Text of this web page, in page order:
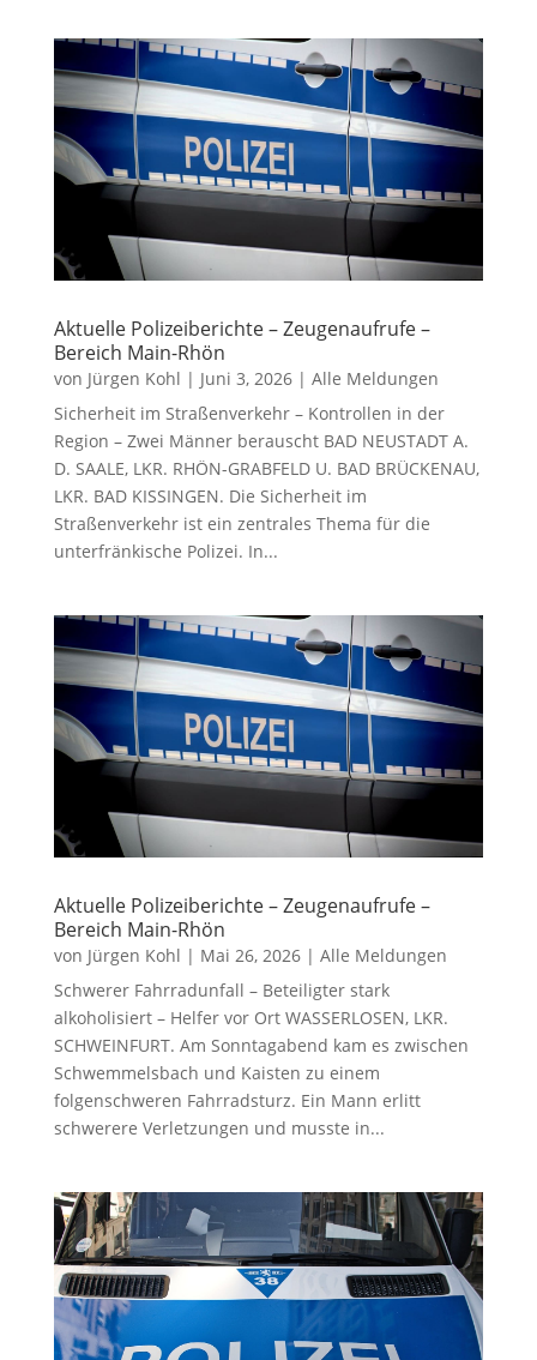
Aktuelle Polizeiberichte – Zeugenaufrufe –
Bereich Main-Rhön
von Jürgen Kohl | Juni 3, 2026| Alle Meldungen
Sicherheit im Straßenverkehr – Kontrollen in der
Region – Zwei Männer berauscht BAD NEUSTADT A.
D. SAALE, LKR. RHÖN-GRABFELD U. BAD BRÜCKENAU,
LKR. BAD KISSINGEN. Die Sicherheit im
Straßenverkehr ist ein zentrales Thema für die
unterfränkische Polizei. In...
Aktuelle Polizeiberichte – Zeugenaufrufe –
Bereich Main-Rhön
von Jürgen Kohl | Mai 26, 2026| Alle Meldungen
Schwerer Fahrradunfall – Beteiligter stark
alkoholisiert – Helfer vor Ort WASSERLOSEN, LKR.
SCHWEINFURT. Am Sonntagabend kam es zwischen
Schwemmelsbach und Kaisten zu einem
folgenschweren Fahrradsturz. Ein Mann erlitt
schwerere Verletzungen und musste in...